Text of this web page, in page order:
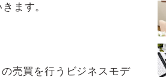
ます。
売買を行うビジネスモデ